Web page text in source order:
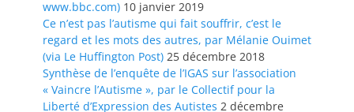
www.bbc.com) 10 janvier 2019
Ce n’est pas l’autisme qui fait souffrir, c’est le
regard et les mots des autres, par Mélanie Ouimet
(via Le Huffington Post) 25 décembre 2018
Synthèse de l’enquête de l’IGAS sur l’association
« Vaincre l’Autisme », par le Collectif pour la
Liberté d’Expression des Autistes 2 décembre